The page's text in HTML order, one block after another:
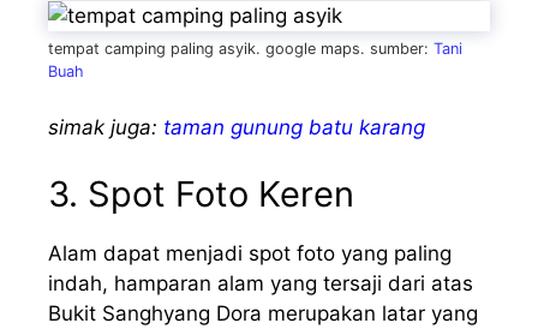
tempat camping paling asyik. google maps. sumber: Tani
Buah
simak juga: taman gunung batu karang
3. Spot Foto Keren
Alam dapat menjadi spot foto yang paling
indah, hamparan alam yang tersaji dari atas
Bukit Sanghyang Dora merupakan latar yang